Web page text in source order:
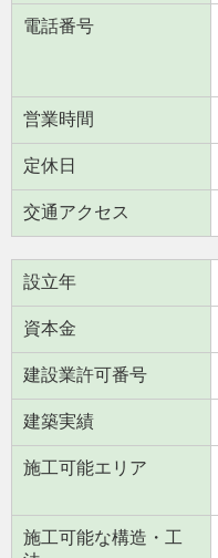
電話番号
営業時間
定休日
交通アクセス
設立年
資本金
建設業許可番号
建築実績
施工可能エリア
施工可能な構造・工